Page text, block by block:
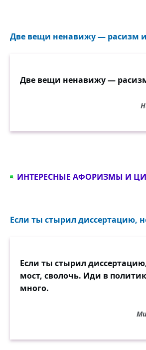
Две вещи ненавижу — расизм и
Две вещи ненавижу —
ИНТЕРЕСНЫЕ АФОРИЗМЫ И
Если ты стырил диссертацию,
Если ты стырил
мост, сволочь. Иди в
много.